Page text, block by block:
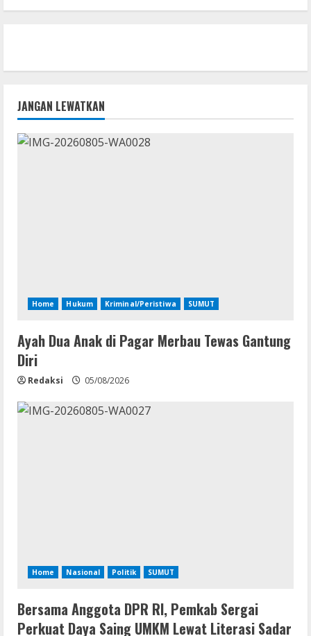
JANGAN LEWATKAN
Home Hukum Kriminal/Peristiwa SUMUT
Ayah Dua Anak di Pagar Merbau Tewas Gantung
Diri
Redaksi 05/08/2026
Home Nasional Politik SUMUT
Bersama Anggota DPR RI, Pemkab Sergai
Perkuat Daya Saing UMKM Lewat Literasi Sadar